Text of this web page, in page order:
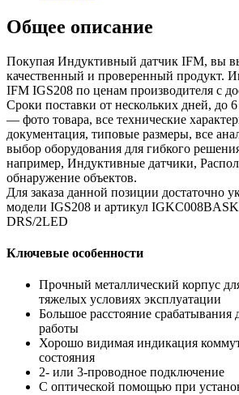
Общее описание
Покупая Индуктивный датчик IFM, вы
качественный и проверенный продукт.
IFM IGS208 по ценам производителя с
Сроки поставки от нескольких дней, до
— фото товара, все технические
документация, типовые размеры, все
выбор оборудования для гибкого
например, Индуктивные датчики,
обнаружение объектов.
Для заказа данной позиции достаточно
модели IGS208 и артикул
DRS/2LED
Ключевые особенности
Прочный металлический корпус
тяжелых условиях эксплуатации
Большое расстояние срабатывания
работы
Хорошо видимая индикация
состояния
2- или 3-проводное подключение
С оптической помощью при